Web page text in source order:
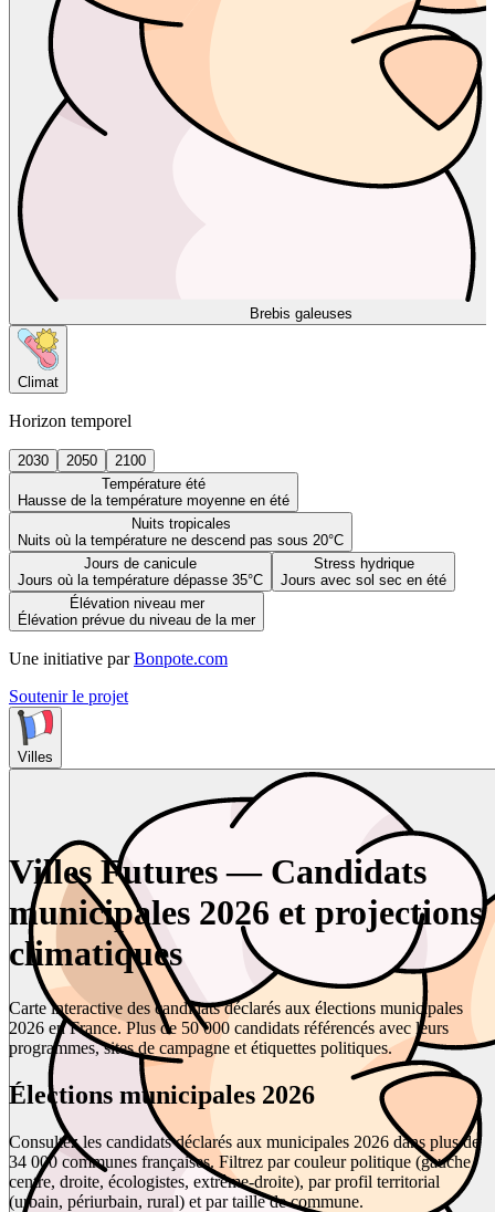
Brebis galeuses
Climat
Horizon temporel
2030 2050
2100
Température été
Hausse de la température moyenne en été
Nuits tropicales
Nuits où la température ne descend pas sous 20°C
Jours de canicule
Jours où la température dépasse 35°C
Stress hydrique
Jours avec sol sec en été
Élévation niveau mer
Élévation prévue du niveau de la mer
Une initiative par Bonpote.com
Soutenir le projet
Villes
Villes Futures — Candidats
municipales 2026 et projections
climatiques
Carte interactive des candidats déclarés aux élections municipales
2026 en France. Plus de 50 000 candidats référencés avec leurs
programmes, sites de campagne et étiquettes politiques.
Élections municipales 2026
Consultez les candidats déclarés aux municipales 2026 dans plus de
34 000 communes françaises. Filtrez par couleur politique (gauche,
centre, droite, écologistes, extrême-droite), par profil territorial
(urbain, périurbain, rural) et par taille de commune.